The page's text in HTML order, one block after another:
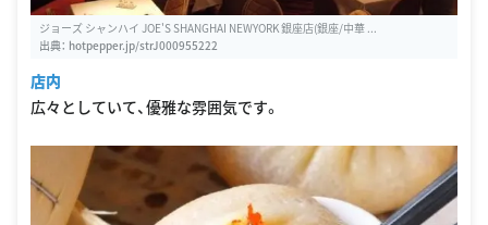
ジョーズ シャンハイ JOE'S SHANGHAI NEWYORK 銀座店(銀座/中華 ...
出典： hotpepper.jp/strJ000955222
店内
広々としていて、優雅な雰囲気です。